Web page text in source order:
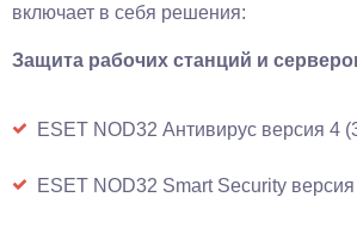
включает в себя решения:
Защита рабочих станций и
ESET NOD32 Антивирус версия 4
ESET NOD32 Smart Security